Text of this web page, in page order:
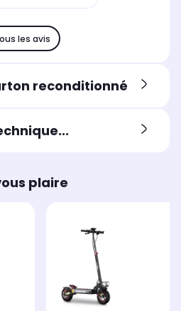
les avis
reconditionné
plaire